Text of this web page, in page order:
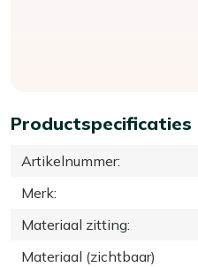
Productspecificaties
Artikelnummer:
Merk:
Materiaal zitting:
Materiaal (zichtbaar)